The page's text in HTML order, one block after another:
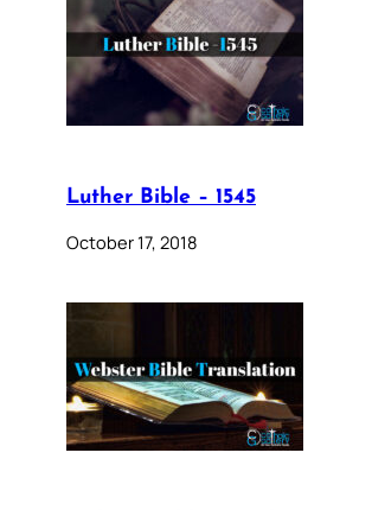
Luther Bible – 1545
October 17, 2018